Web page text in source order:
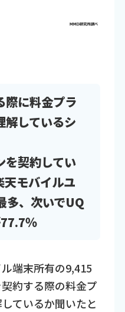
際に料金プラ
解しているシ
を契約してい
天モバイルユ
多、次いでUQ
％
端末所有の9,415
約する際の料金プ
ているか聞いたと